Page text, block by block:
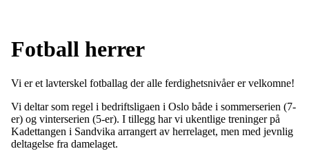
Fotball herrer
Vi er et lavterskel fotballag der alle ferdighetsnivåer er velkomne!
Vi deltar som regel i bedriftsligaen i Oslo både i sommerserien (7-
er) og vinterserien (5-er). I tillegg har vi ukentlige treninger på
Kadettangen i Sandvika arrangert av herrelaget, men med jevnlig
deltagelse fra damelaget.